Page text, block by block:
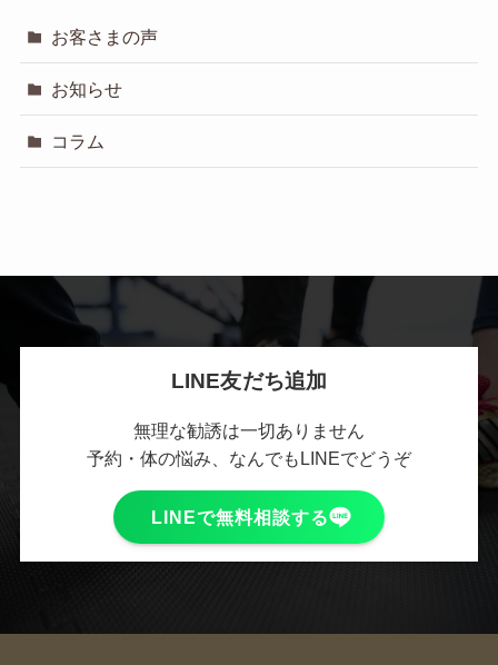
お客さまの声
お知らせ
コラム
LINE友だち追加
無理な勧誘は一切ありません
予約・体の悩み、なんでもLINEでどうぞ
LINEで無料相談する